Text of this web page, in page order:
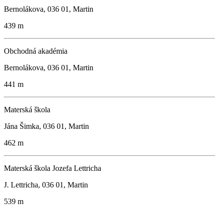
Bernolákova, 036 01, Martin
439 m
Obchodná akadémia
Bernolákova, 036 01, Martin
441 m
Materská škola
Jána Šimka, 036 01, Martin
462 m
Materská škola Jozefa Lettricha
J. Lettricha, 036 01, Martin
539 m